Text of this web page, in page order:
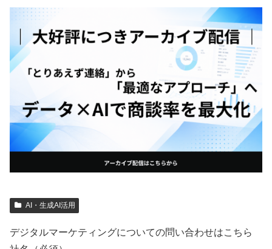
AI・生成AI活用
デジタルマーケティングについての問い合わせはこちら